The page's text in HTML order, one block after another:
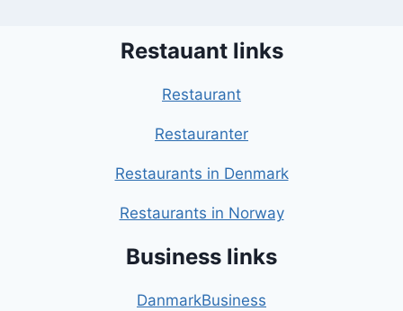
Restauant links
Restaurant
Restauranter
Restaurants in Denmark
Restaurants in Norway
Business links
DanmarkBusiness